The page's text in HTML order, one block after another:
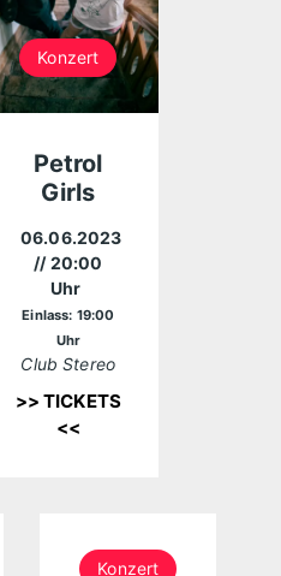
Konzert
Petrol
Girls
06.06.2023
// 20:00
Uhr
Einlass: 19:00
Uhr
Club Stereo
>> TICKETS
<<
Konzert